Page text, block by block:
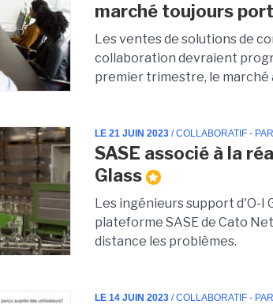
marché toujours
Les ventes de solutions de
collaboration devraient
premier trimestre, le marché
LE 21 JUIN 2023 / COLLABORATIF -
SASE associé à la
Glass
Les ingénieurs support d'O-I
plateforme SASE de Cato
distance les problèmes.
LE 14 JUIN 2023 / COLLABORATIF -